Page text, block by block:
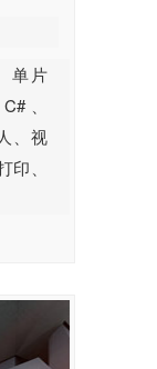
单片
、
、视
、